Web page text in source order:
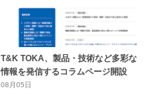
T&K TOKA、製品・技術など多彩な
情報を発信するコラムページ開設
08月05日